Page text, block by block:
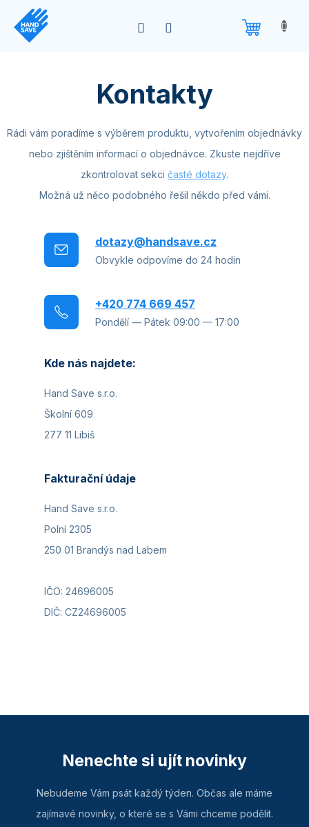
obsah
Kontakty
Rádi vám poradíme s výběrem produktu, vytvořením objednávky
nebo zjištěním informací o objednávce. Zkuste nejdříve
zkontrolovat sekci časté dotazy.
Možná už něco podobného řešil někdo před vámi.
dotazy@handsave.cz
Obvykle odpovíme do 24 hodin
+420 774 669 457
Pondělí — Pátek 09:00 — 17:00
Kde nás najdete:
Hand Save s.r.o.
Školní 609
277 11 Libiš
Fakturační údaje
Hand Save s.r.o.
Polní 2305
250 01 Brandýs nad Labem
IČO: 24696005
DIČ: CZ24696005
Nenechte si ujít novinky
Nebudeme Vám psát každý týden. Občas ale máme
zajímavé novinky, o které se s Vámi chceme podělit.